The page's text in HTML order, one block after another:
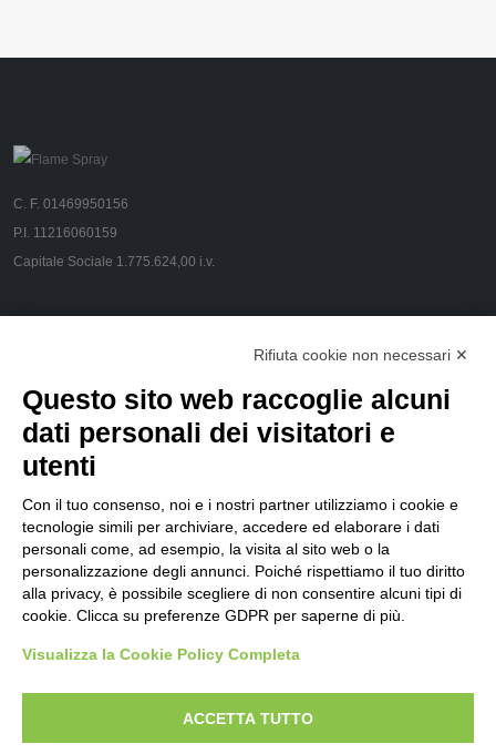
C. F. 01469950156
P.I. 11216060159
Capitale Sociale 1.775.624,00 i.v.
FOLLOW US
Privacy Policy
Customers
Rifiuta cookie non necessari ✕
Questo sito web raccoglie alcuni
dati personali dei visitatori e
utenti
Con il tuo consenso, noi e i nostri partner utilizziamo i cookie e
tecnologie simili per archiviare, accedere ed elaborare i dati
personali come, ad esempio, la visita al sito web o la
personalizzazione degli annunci. Poiché rispettiamo il tuo diritto
alla privacy, è possibile scegliere di non consentire alcuni tipi di
cookie. Clicca su preferenze GDPR per saperne di più.
Visualizza la Cookie Policy Completa
ACCETTA TUTTO